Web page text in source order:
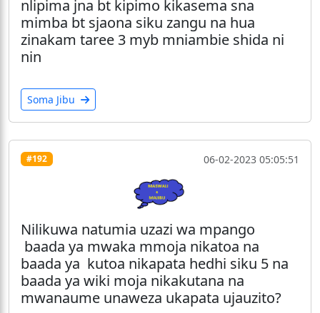
nlipima jna bt kipimo kikasema sna
mimba bt sjaona siku zangu na hua
zinakam taree 3 myb mniambie shida ni
nin
Soma Jibu
#192 06-02-2023 05:05:51
Nilikuwa natumia uzazi wa mpango
baada ya mwaka mmoja nikatoa na
baada ya kutoa nikapata hedhi siku 5 na
baada ya wiki moja nikakutana na
mwanaume unaweza ukapata ujauzito?